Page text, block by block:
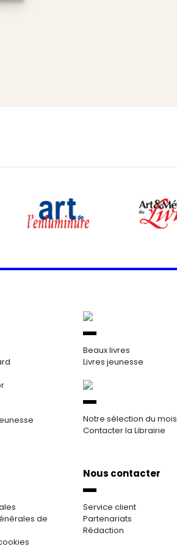
Beaux livres
Livres jeunesse
Notre sélection du mois
Contacter la Librairie
de
Nous contacter
Service client
Partenariats
Rédaction